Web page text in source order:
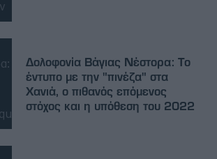
Δολοφονία Βάγιας Νέστορα: Το
έντυπο με την "πινέζα" στα
Χανιά, ο πιθανός επόμενος
στόχος και η υπόθεση του 2022